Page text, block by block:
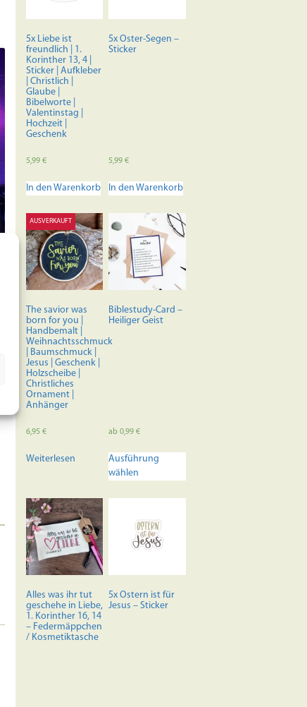
auf
der
Produktseite
5x Liebe ist
freundlich | 1.
Korinther 13, 4 |
Sticker | Aufkleber
| Christlich |
Glaube |
Bibelworte |
Valentinstag |
Hochzeit |
Geschenk
5,99 €
In den Warenkorb
5x Oster-Segen –
Sticker
5,99€
In den Warenkorb
AUSVERKAUFT
The savior was
born for you |
Handbemalt |
Weihnachtsschmuck
| Baumschmuck |
Jesus | Geschenk |
Holzscheibe |
Christliches
Ornament |
Anhänger
6,95 €
Weiterlesen
Biblestudy-Card –
Heiliger Geist
ab0,99€
Ausführung
wählen
auf
Alles was ihr tut
geschehe in Liebe,
1. Korinther 16, 14
– Federmäppchen
/ Kosmetiktasche
5x Ostern ist für
Jesus – Sticker